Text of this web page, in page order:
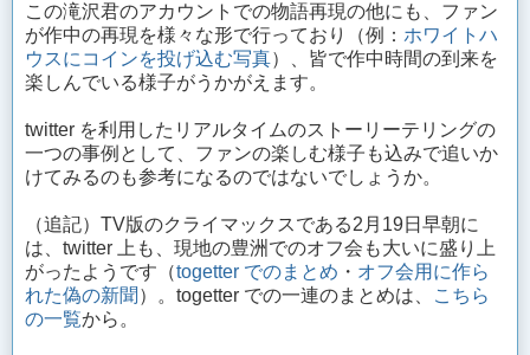
この滝沢君のアカウントでの物語再現の他にも、ファン
が作中の再現を様々な形で行っており（例： ホワイトハ
ウスにコインを投げ込む写真）、皆で作中時間の到来を
楽しんでいる様子がうかがえます。
twitter を利用したリアルタイムのストーリーテリングの
一つの事例として、ファンの楽しむ様子も込みで追いか
けてみるのも参考になるのではないでしょうか。
（追記）TV版のクライマックスである2月19日早朝に
は、twitter 上も、現地の豊洲でのオフ会も大いに盛り上
がったようです（togetter でのまとめ ・ オフ会用に作ら
れた偽の新聞 ）。togetter での一連のまとめは、
こちら
の一覧から。